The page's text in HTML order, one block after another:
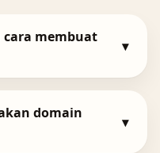
membuat
▾
domain
▾